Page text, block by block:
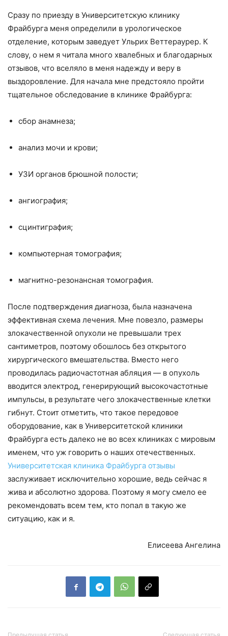
Сразу по приезду в Университетскую клинику
Фрайбурга меня определили в урологическое
отделение, которым заведует Ульрих Веттераурер. К
слову, о нем я читала много хвалебных и благодарных
отзывов, что вселяло в меня надежду и веру в
выздоровление. Для начала мне предстояло пройти
тщательное обследование в клинике Фрайбурга:
сбор анамнеза;
анализ мочи и крови;
УЗИ органов брюшной полости;
ангиография;
сцинтиграфия;
компьютерная томография;
магнитно-резонансная томография.
После подтверждения диагноза, была назначена
эффективная схема лечения. Мне повезло, размеры
злокачественной опухоли не превышали трех
сантиметров, поэтому обошлось без открытого
хирургического вмешательства. Вместо него
проводилась радиочастотная абляция — в опухоль
вводится электрод, генерирующий высокочастотные
импульсы, в результате чего злокачественные клетки
гибнут. Стоит отметить, что такое передовое
оборудование, как в Университетской клиники
Фрайбурга есть далеко не во всех клиниках с мировым
именем, что уж говорить о наших отечественных.
Университетская клиника Фрайбурга отзывы
заслуживает исключительно хорошие, ведь сейчас я
жива и абсолютно здорова. Поэтому я могу смело ее
рекомендовать всем тем, кто попал в такую же
ситуацию, как и я.
Елисеева Ангелина